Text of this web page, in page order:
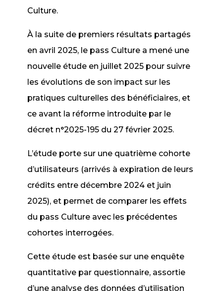
Culture.
À la suite de premiers résultats partagés
en avril 2025, le pass Culture a mené une
nouvelle étude en juillet 2025 pour suivre
les évolutions de son impact sur les
pratiques culturelles des bénéficiaires, et
ce avant la réforme introduite par le
décret n°2025-195 du 27 février 2025.
L’étude porte sur une quatrième cohorte
d’utilisateurs (arrivés à expiration de leurs
crédits entre décembre 2024 et juin
2025), et permet de comparer les effets
du pass Culture avec les précédentes
cohortes interrogées.
Cette étude est basée sur une enquête
quantitative par questionnaire, assortie
d’une analyse des données d’utilisation